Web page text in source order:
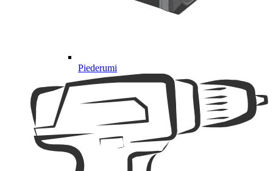
Piederumi